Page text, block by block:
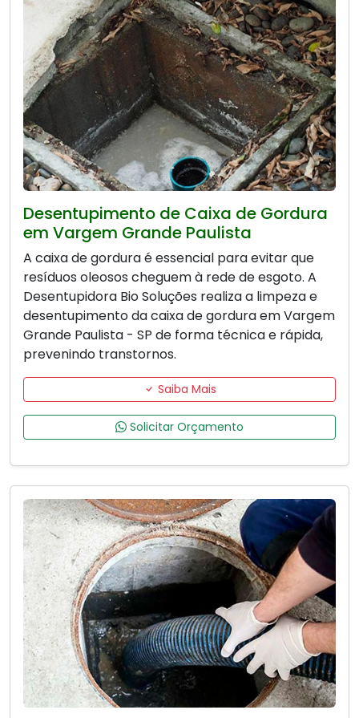
Desentupimento de Caixa de Gordura
em Vargem Grande Paulista
A caixa de gordura é essencial para evitar que
resíduos oleosos cheguem à rede de esgoto. A
Desentupidora Bio Soluções realiza a limpeza e
desentupimento da caixa de gordura em Vargem
Grande Paulista - SP de forma técnica e rápida,
prevenindo transtornos.
Saiba Mais
Solicitar Orçamento